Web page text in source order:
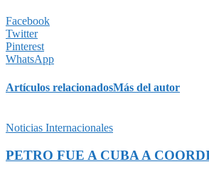
Facebook
Twitter
Pinterest
WhatsApp
Artículos relacionadosMás del autor
Noticias Internacionales
PETRO FUE A CUBA A